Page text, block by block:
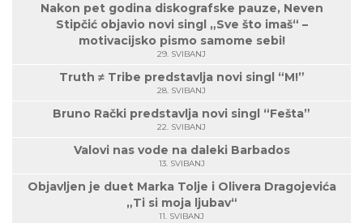
Nakon pet godina diskografske pauze, Neven
Stipčić objavio novi singl „Sve što imaš“ –
motivacijsko pismo samome sebi!
29. SVIBANJ
Truth ≠ Tribe predstavlja novi singl “M!”
28. SVIBANJ
Bruno Rački predstavlja novi singl “Fešta”
22. SVIBANJ
Valovi nas vode na daleki Barbados
13. SVIBANJ
Objavljen je duet Marka Tolje i Olivera Dragojevića
„Ti si moja ljubav“
11. SVIBANJ